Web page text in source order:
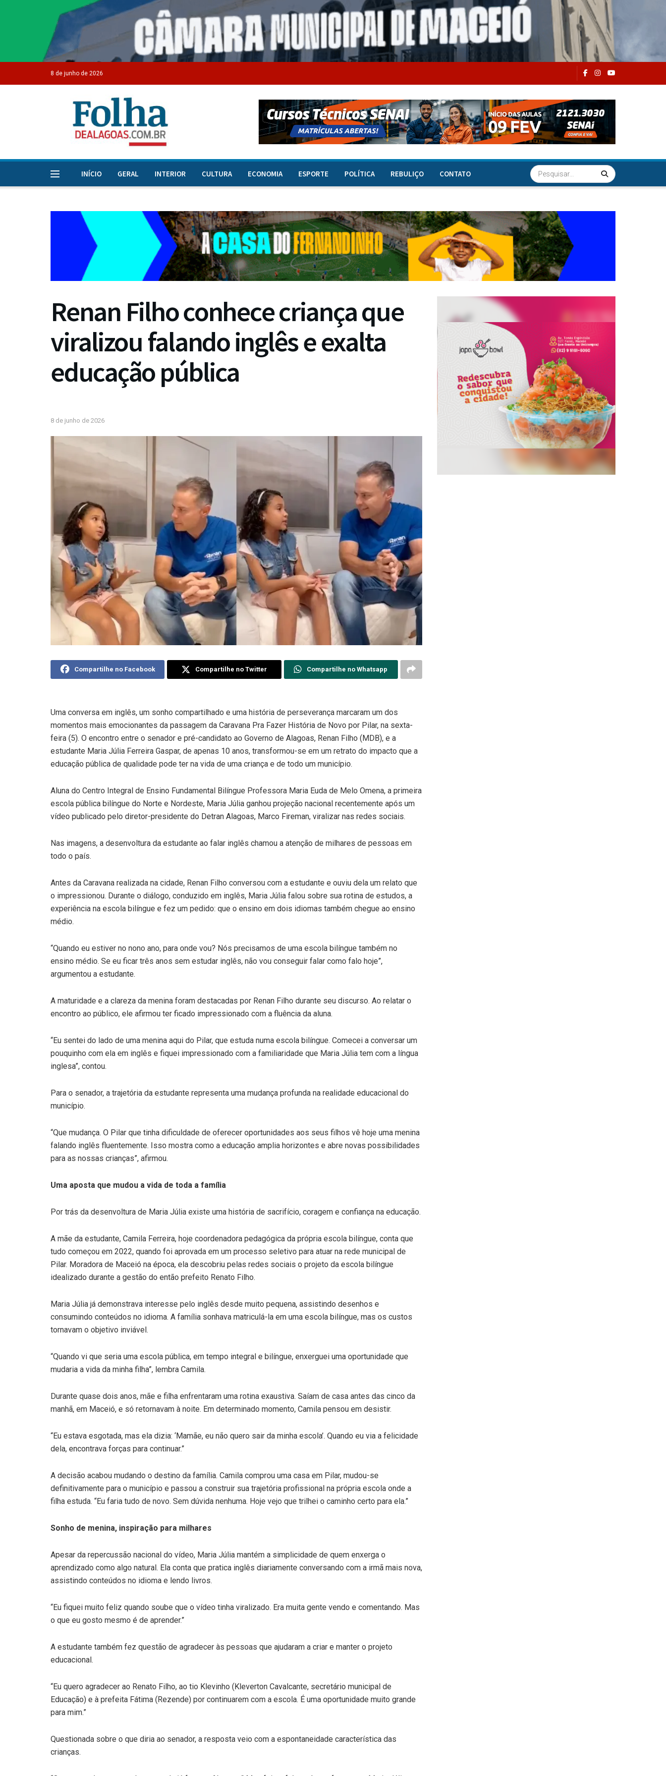
8 de junho de 2026
INÍCIO GERAL INTERIOR CULTURA ECONOMIA ESPORTE POLÍTICA REBULIÇO CONTATO
Renan Filho conhece criança que
viralizou falando inglês e exalta
educação pública
8 de junho de 2026
Compartilhe no Facebook Compartilhe no Twitter Compartilhe no Whatsapp
Uma conversa em inglês, um sonho compartilhado e uma história de perseverança marcaram um dos
momentos mais emocionantes da passagem da Caravana Pra Fazer História de Novo por Pilar, na sexta-
feira (5). O encontro entre o senador e pré-candidato ao Governo de Alagoas, Renan Filho (MDB), e a
estudante Maria Júlia Ferreira Gaspar, de apenas 10 anos, transformou-se em um retrato do impacto que a
educação pública de qualidade pode ter na vida de uma criança e de todo um município.
Aluna do Centro Integral de Ensino Fundamental Bilíngue Professora Maria Euda de Melo Omena, a primeira
escola pública bilíngue do Norte e Nordeste, Maria Júlia ganhou projeção nacional recentemente após um
vídeo publicado pelo diretor-presidente do Detran Alagoas, Marco Fireman, viralizar nas redes sociais.
Nas imagens, a desenvoltura da estudante ao falar inglês chamou a atenção de milhares de pessoas em
todo o país.
Antes da Caravana realizada na cidade, Renan Filho conversou com a estudante e ouviu dela um relato que
o impressionou. Durante o diálogo, conduzido em inglês, Maria Júlia falou sobre sua rotina de estudos, a
experiência na escola bilíngue e fez um pedido: que o ensino em dois idiomas também chegue ao ensino
médio.
“Quando eu estiver no nono ano, para onde vou? Nós precisamos de uma escola bilíngue também no
ensino médio. Se eu ficar três anos sem estudar inglês, não vou conseguir falar como falo hoje”,
argumentou a estudante.
A maturidade e a clareza da menina foram destacadas por Renan Filho durante seu discurso. Ao relatar o
encontro ao público, ele afirmou ter ficado impressionado com a fluência da aluna.
“Eu sentei do lado de uma menina aqui do Pilar, que estuda numa escola bilíngue. Comecei a conversar um
pouquinho com ela em inglês e fiquei impressionado com a familiaridade que Maria Júlia tem com a língua
inglesa”, contou.
Para o senador, a trajetória da estudante representa uma mudança profunda na realidade educacional do
município.
“Que mudança. O Pilar que tinha dificuldade de oferecer oportunidades aos seus filhos vê hoje uma menina
falando inglês fluentemente. Isso mostra como a educação amplia horizontes e abre novas possibilidades
para as nossas crianças”, afirmou.
Uma aposta que mudou a vida de toda a família
Por trás da desenvoltura de Maria Júlia existe uma história de sacrifício, coragem e confiança na educação.
A mãe da estudante, Camila Ferreira, hoje coordenadora pedagógica da própria escola bilíngue, conta que
tudo começou em 2022, quando foi aprovada em um processo seletivo para atuar na rede municipal de
Pilar. Moradora de Maceió na época, ela descobriu pelas redes sociais o projeto da escola bilíngue
idealizado durante a gestão do então prefeito Renato Filho.
Maria Júlia já demonstrava interesse pelo inglês desde muito pequena, assistindo desenhos e
consumindo conteúdos no idioma. A família sonhava matriculá-la em uma escola bilíngue, mas os custos
tornavam o objetivo inviável.
“Quando vi que seria uma escola pública, em tempo integral e bilíngue, enxerguei uma oportunidade que
mudaria a vida da minha filha”, lembra Camila.
Durante quase dois anos, mãe e filha enfrentaram uma rotina exaustiva. Saíam de casa antes das cinco da
manhã, em Maceió, e só retornavam à noite. Em determinado momento, Camila pensou em desistir.
“Eu estava esgotada, mas ela dizia: ‘Mamãe, eu não quero sair da minha escola’. Quando eu via a felicidade
dela, encontrava forças para continuar.”
A decisão acabou mudando o destino da família. Camila comprou uma casa em Pilar, mudou-se
definitivamente para o município e passou a construir sua trajetória profissional na própria escola onde a
filha estuda. “Eu faria tudo de novo. Sem dúvida nenhuma. Hoje vejo que trilhei o caminho certo para ela.”
Sonho de menina, inspiração para milhares
Apesar da repercussão nacional do vídeo, Maria Júlia mantém a simplicidade de quem enxerga o
aprendizado como algo natural. Ela conta que pratica inglês diariamente conversando com a irmã mais nova,
assistindo conteúdos no idioma e lendo livros.
“Eu fiquei muito feliz quando soube que o vídeo tinha viralizado. Era muita gente vendo e comentando. Mas
o que eu gosto mesmo é de aprender.”
A estudante também fez questão de agradecer às pessoas que ajudaram a criar e manter o projeto
educacional.
“Eu quero agradecer ao Renato Filho, ao tio Klevinho (Kleverton Cavalcante, secretário municipal de
Educação) e à prefeita Fátima (Rezende) por continuarem com a escola. É uma oportunidade muito grande
para mim.”
Questionada sobre o que diria ao senador, a resposta veio com a espontaneidade característica das
crianças.